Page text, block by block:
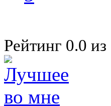
Рейтинг 0.0 из